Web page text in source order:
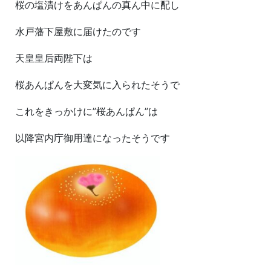
桜の塩漬けをあんぱんの真ん中に配し
水戸藩下屋敷に届けたのです
天皇皇后両陛下は
桜あんぱんを大変気に入られたそうで
これをきっかけに”桜あんぱん”は
以降宮内庁御用達になったそうです